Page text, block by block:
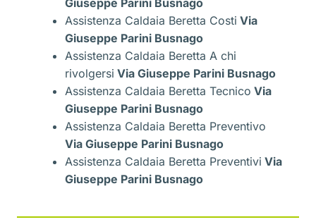
Giuseppe Parini Busnago
Assistenza Caldaia Beretta Costi Via
Giuseppe Parini Busnago
Assistenza Caldaia Beretta A chi
rivolgersi Via Giuseppe Parini Busnago
Assistenza Caldaia Beretta Tecnico Via
Giuseppe Parini Busnago
Assistenza Caldaia Beretta Preventivo
Via Giuseppe Parini Busnago
Assistenza Caldaia Beretta Preventivi Via
Giuseppe Parini Busnago